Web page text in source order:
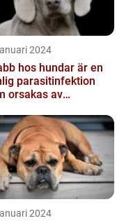
2024
hos hundar är en
parasitinfektion
orsakas av
2024